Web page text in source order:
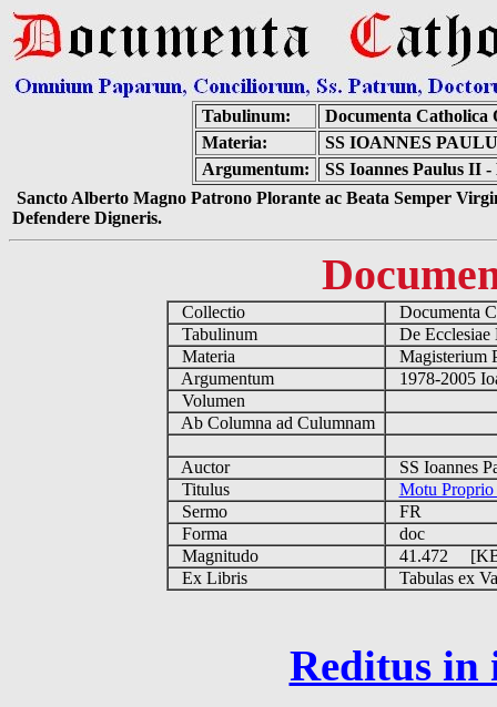
Tabulinum:
Documenta Catholica
Materia:
SS IOANNES
Argumentum:
SS Ioannes Paulus II
Sancto Alberto Magno Patrono Plorante ac Beata Semper
Defendere Digneris.
Collectio
Documenta
Tabulinum
De
Materia
Magisterium
Argumentum
1978-2005
Volumen
Ab Columna ad Culumnam
Auctor
SS Ioannes
Titulus
Motu Proprio
Sermo
FR
Forma
doc
Magnitudo
41.472
Ex Libris
Tabulas ex
Reditus in